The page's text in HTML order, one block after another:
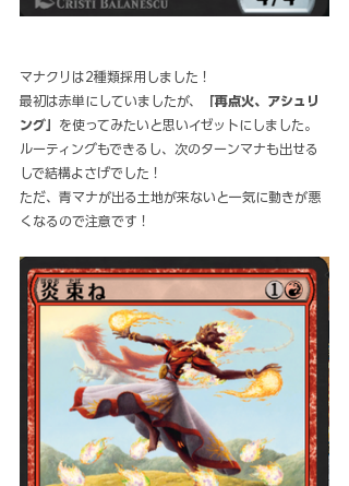
マナクリは2種類採用しました！
最初は赤単にしていましたが、
「再点火、アシュリ
ング」 を使ってみたいと思いイゼットにしました。
ルーティングもできるし、次のターンマナも出せる
しで結構よさげでした！
ただ、青マナが出る土地が来ないと一気に動きが悪
くなるので注意です！